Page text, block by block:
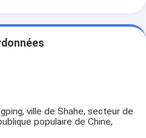
ville de Shahe, secteur de
populaire de Chine,